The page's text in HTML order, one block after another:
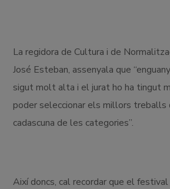
La regidora de Cultura i de
José Esteban, assenyala que
sigut molt alta i el jurat ho ha tingut
poder seleccionar els millors treballs
cadascuna de les categories”.
Així doncs, cal recordar que el